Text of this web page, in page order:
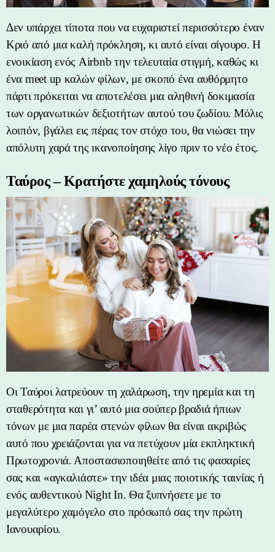
Δεν υπάρχει τίποτα που να ευχαριστεί περισσότερο έναν
Κριό από μια καλή πρόκληση, κι αυτό είναι σίγουρο. Η
ενοικίαση ενός Airbnb την τελευταία στιγμή, καθώς κι
ένα meet up καλών φίλων, με σκοπό ένα αυθόρμητο
πάρτι πρόκειται να αποτελέσει μια αληθινή δοκιμασία
των οργανωτικών δεξιοτήτων αυτού του ζωδίου. Μόλις
λοιπόν, βγάλει εις πέρας τον στόχο του, θα νιώσει την
απόλυτη χαρά της ικανοποίησης λίγο πριν το νέο έτος.
Ταύρος – Κρατήστε χαμηλούς τόνους
Οι Ταύροι λατρεύουν τη χαλάρωση, την ηρεμία και τη
σταθερότητα και γι’ αυτό μια σούπερ βραδιά ήπιων
τόνων με μια παρέα στενών φίλων θα είναι ακριβώς
αυτό που χρειάζονται για να πετύχουν μία εκπληκτική
Πρωτοχρονιά. Αποστασιοποιηθείτε από τις φασαρίες
σας και «αγκαλιάστε» την ιδέα μιας ποιοτικής ταινίας ή
ενός αυθεντικού Night In. Θα ξυπνήσετε με το
μεγαλύτερο χαμόγελο στο πρόσωπό σας την πρώτη
Ιανουαρίου.